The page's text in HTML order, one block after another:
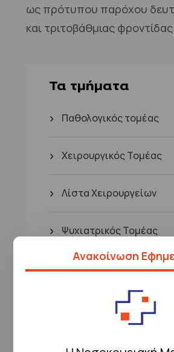
Ανακοίνωση
ως πρότυπου παρόχου
και τριτοβάθμιας
Τα τμήματα
Παθολογικός τομέας
Χειρουργικός Τομέας
Λίστα Χειρουργείων
Ψυχιατρικός Τομέας
Εργαστηριακός τομέας